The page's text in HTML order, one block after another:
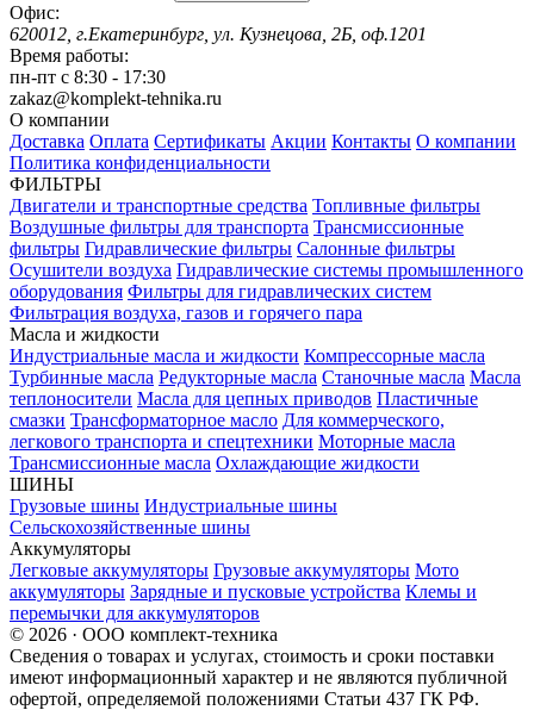
Офис:
620012, г.Екатеринбург, ул. Кузнецова, 2Б, оф.1201
Время работы:
пн-пт с 8:30 - 17:30
zakaz@komplekt-tehnika.ru
О компании
Доставка Оплата Сертификаты Акции Контакты О компании
Политика конфиденциальности
ФИЛЬТРЫ
Двигатели и транспортные средства Топливные фильтры
Воздушные фильтры для транспорта Трансмиссионные
фильтры Гидравлические фильтры Салонные фильтры
Осушители воздуха Гидравлические системы промышленного
оборудования Фильтры для гидравлических систем
Фильтрация воздуха, газов и горячего пара
Масла и жидкости
Индустриальные масла и жидкости Компрессорные масла
Турбинные масла Редукторные масла Станочные масла Масла
теплоносители Масла для цепных приводов Пластичные
смазки Трансформаторное масло Для коммерческого,
легкового транспорта и спецтехники Моторные масла
Трансмиссионные масла Охлаждающие жидкости
ШИНЫ
Грузовые шины Индустриальные шины
Сельскохозяйственные шины
Аккумуляторы
Легковые аккумуляторы Грузовые аккумуляторы Мото
аккумуляторы Зарядные и пусковые устройства Клемы и
перемычки для аккумуляторов
© 2026 · ООО комплект-техника
Сведения о товарах и услугах, стоимость и сроки поставки
имеют информационный характер и не являются публичной
офертой, определяемой положениями Статьи 437 ГК РФ.